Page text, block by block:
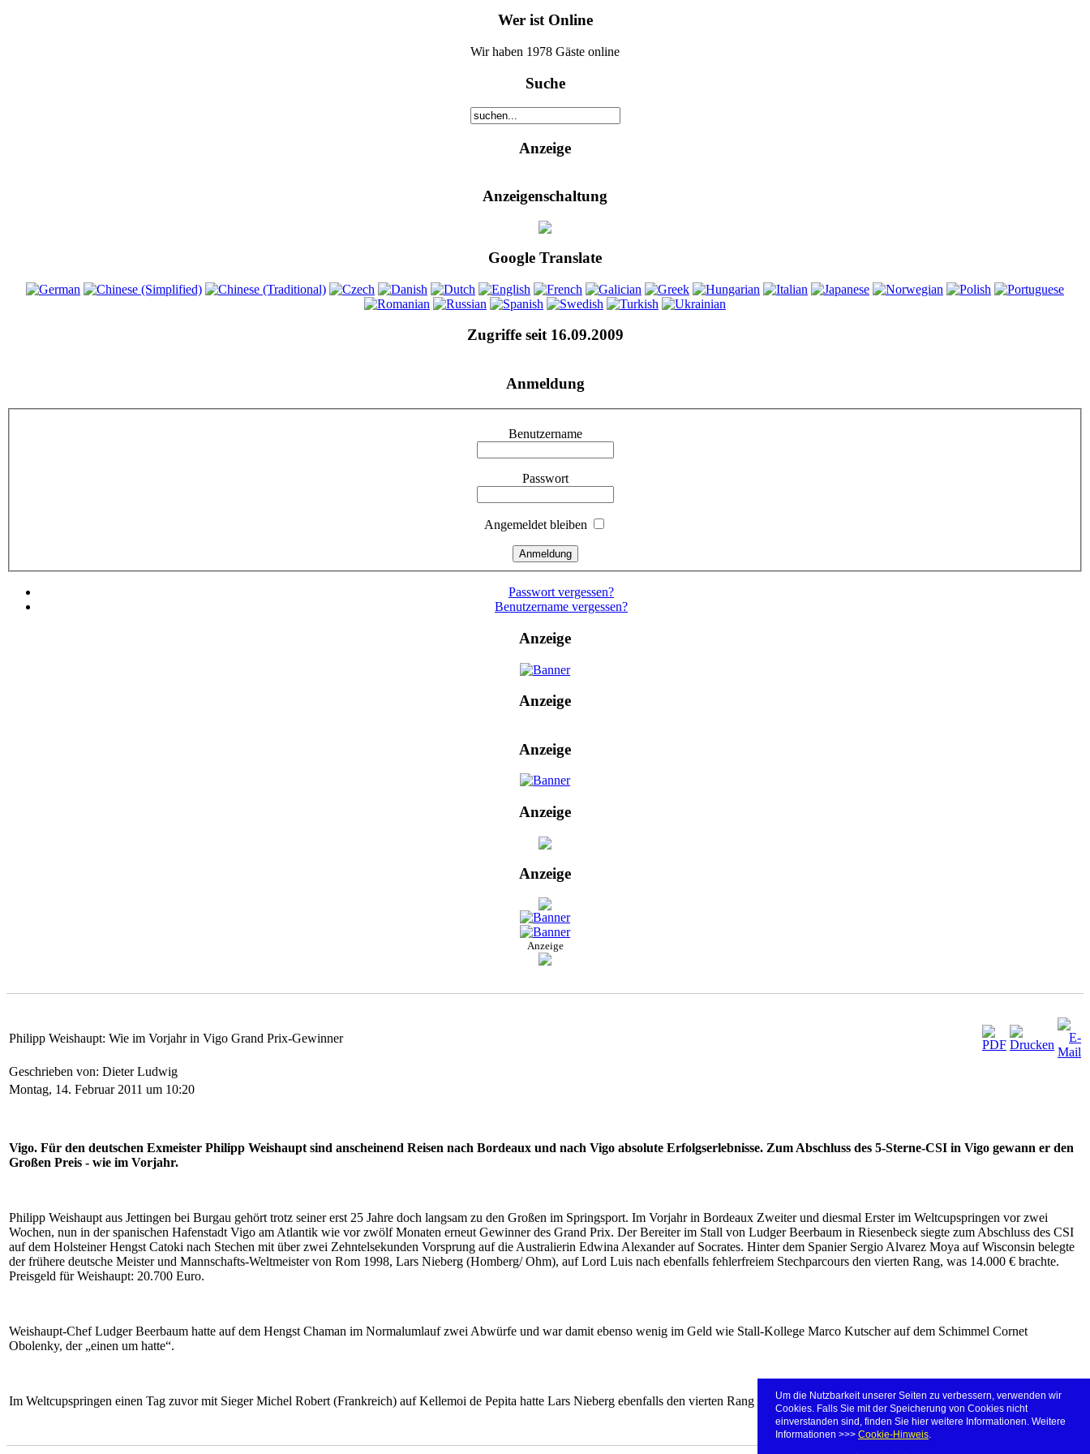
Wer ist Online
Wir haben 1978 Gäste online
Suche
Anzeige
Anzeigenschaltung
Google Translate
Zugriffe seit 16.09.2009
Anmeldung
Benutzername
Passwort
Angemeldet bleiben
Passwort vergessen?
Benutzername vergessen?
Anzeige
Anzeige
Anzeige
Anzeige
Anzeige
Anzeige
Philipp Weishaupt: Wie im Vorjahr in Vigo Grand Prix-Gewinner
Geschrieben von: Dieter Ludwig
Montag, 14. Februar 2011 um 10:20
Vigo. Für den deutschen Exmeister Philipp Weishaupt sind anscheinend Reisen nach Bordeaux und nach Vigo absolute Erfolgserlebnisse. Zum Abschluss des 5-Sterne-CSI in Vigo gewann er den
Großen Preis - wie im Vorjahr.
Philipp Weishaupt aus Jettingen bei Burgau gehört trotz seiner erst 25 Jahre doch langsam zu den Großen im Springsport. Im Vorjahr in Bordeaux Zweiter und diesmal Erster im Weltcupspringen vor zwei
Wochen, nun in der spanischen Hafenstadt Vigo am Atlantik wie vor zwölf Monaten erneut Gewinner des Grand Prix. Der Bereiter im Stall von Ludger Beerbaum in Riesenbeck siegte zum Abschluss des CSI
auf dem Holsteiner Hengst Catoki nach Stechen mit über zwei Zehntelsekunden Vorsprung auf die Australierin Edwina Alexander auf Socrates. Hinter dem Spanier Sergio Alvarez Moya auf Wisconsin belegte
der frühere deutsche Meister und Mannschafts-Weltmeister von Rom 1998, Lars Nieberg (Homberg/ Ohm), auf Lord Luis nach ebenfalls fehlerfreiem Stechparcours den vierten Rang, was 14.000 € brachte.
Preisgeld für Weishaupt: 20.700 Euro.
Weishaupt-Chef Ludger Beerbaum hatte auf dem Hengst Chaman im Normalumlauf zwei Abwürfe und war damit ebenso wenig im Geld wie Stall-Kollege Marco Kutscher auf dem Schimmel Cornet
Obolenky, der „einen um hatte“.
Im Weltcupspringen einen Tag zuvor mit Sieger Michel Robert (Frankreich) auf Kellemoi de Pepita hatte Lars Nieberg ebenfalls den vierten Rang erreicht, Weishaupt war auf Catoki Elfter geworden.
Um die Nutzbarkeit unserer Seiten zu verbessern, verwenden wir
Cookies. Falls Sie mit der Speicherung von Cookies nicht
einverstanden sind, finden Sie hier weitere Informationen. Weitere
Informationen >>> Cookie-Hinweis.